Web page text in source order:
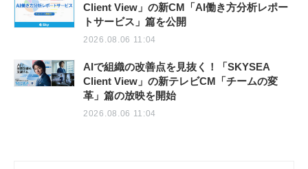
Client View」の新CM「AI働き方分析レポー
トサービス」篇を公開
2026.08.06 11:04
AIで組織の改善点を見抜く！「SKYSEA
Client View」の新テレビCM「チームの変
革」篇の放映を開始
2026.08.06 11:04